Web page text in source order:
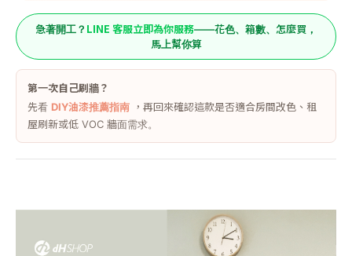
急著開工？ LINE 客服立即為你服務——花色、箱數、怎麼買，
馬上幫你算
第一次自己刷牆？
先看 DIY油漆推薦指南 ，再回來確認這款是否適合房間改色、租
屋刷新或低 VOC 牆面需求。